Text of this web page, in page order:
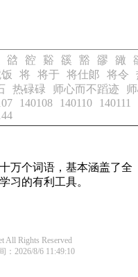
谽 谾 谿 豀 豁 豂 豃
将 将于 将仕郞 将令
热碌碌 师心而不蹈迹
140108 140110
140111
万个词语，基本涵盖了全
习的有利工具。
All Rights Reserved
：2026/8/6 11:49:10